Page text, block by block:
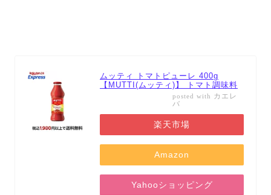
ムッティ トマトピューレ 400g
【MUTTI(ムッティ)】 トマト調味料
posted with カエレ
バ
楽天市場
Amazon
Yahooショッピング